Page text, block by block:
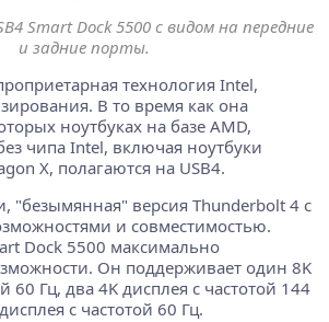
Smart Dock 5500 с видом на передние
и задние порты.
технология Intel,
В то время как она
ноутбуках на базе AMD,
чипа Intel, включая ноутбуки
X, полагаются на USB4.
"безымянная" версия Thunderbolt 4 с
и совместимостью.
Dock 5500 максимально
Он поддерживает один 8K
60 Гц, два 4K дисплея с частотой 144
с частотой 60 Гц.